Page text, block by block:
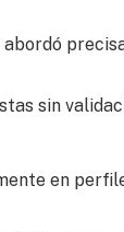
abordó
sin
en